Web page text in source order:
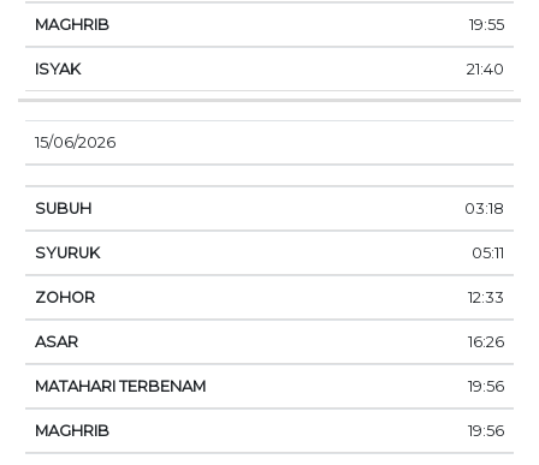
19:55
21:40
15/06/2026
03:18
05:11
12:33
16:26
19:56
19:56